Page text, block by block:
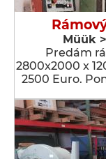
Müük
Predám
2800x2000 x
2500 Euro.